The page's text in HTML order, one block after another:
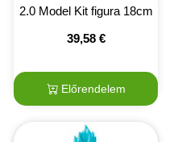
2.0 Model Kit figura 18cm
39,58 €
Előrendelem